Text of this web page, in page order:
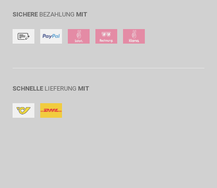
SICHERE BEZAHLUNG MIT
SCHNELLE LIEFERUNG MIT